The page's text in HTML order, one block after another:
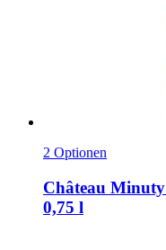
2 Optionen
Château Minuty
0,75 l